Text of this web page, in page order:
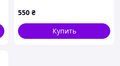
550 ₴
Купить